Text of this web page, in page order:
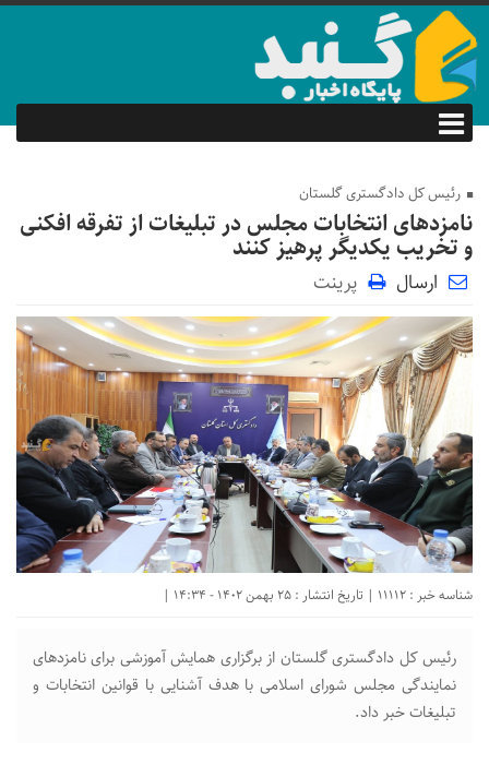
رئیس کل دادگستری گلستان
نامزد‌های انتخابات مجلس در تبلیغات از تفرقه افکنی
و تخریب یکدیگر پرهیز کنند
ارسال پرینت
شناسه خبر : 11112 | تاریخ انتشار : 25 بهمن 1402 - 14:34 |
رئیس کل دادگستری گلستان از برگزاری همایش آموزشی برای نامزد‌های
نمایندگی مجلس شورای اسلامی با هدف آشنایی با قوانین انتخابات و
تبلیغات خبر داد.